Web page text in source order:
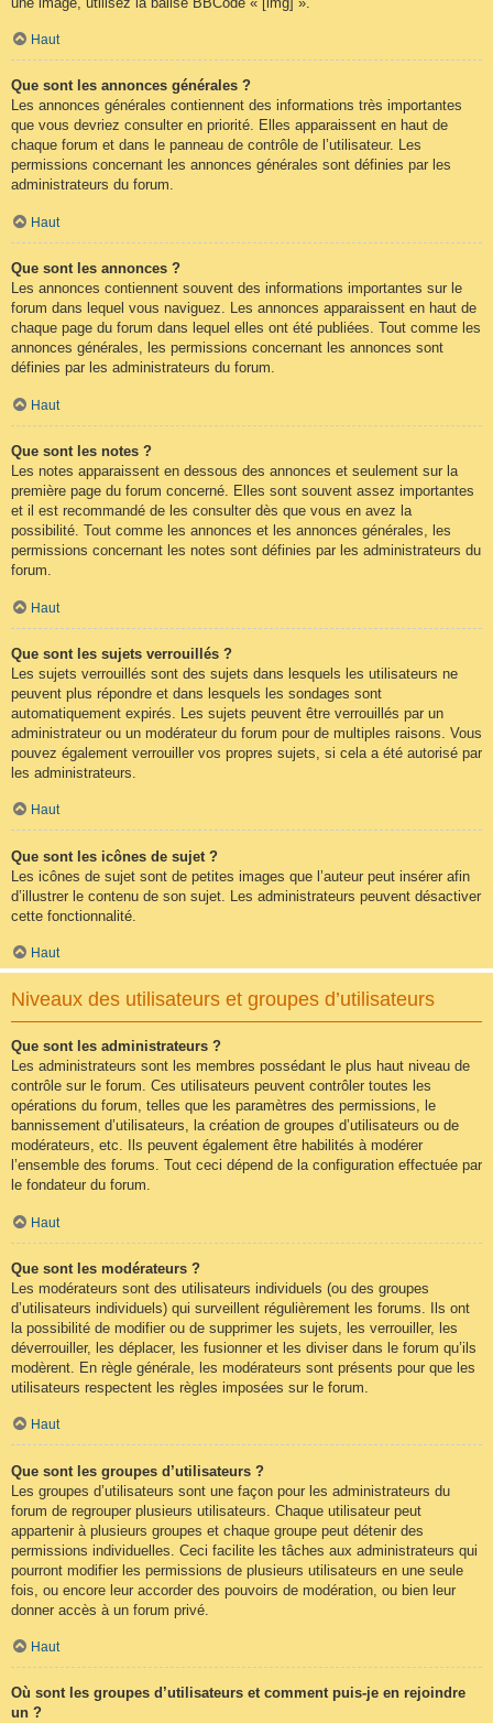
Haut
Que sont les annonces générales ?
Les annonces générales contiennent des informations très importantes
que vous devriez consulter en priorité. Elles apparaissent en haut de
chaque forum et dans le panneau de contrôle de l’utilisateur. Les
permissions concernant les annonces générales sont définies par les
administrateurs du forum.
Haut
Que sont les annonces ?
Les annonces contiennent souvent des informations importantes sur le
forum dans lequel vous naviguez. Les annonces apparaissent en haut de
chaque page du forum dans lequel elles ont été publiées. Tout comme les
annonces générales, les permissions concernant les annonces sont
définies par les administrateurs du forum.
Haut
Que sont les notes ?
Les notes apparaissent en dessous des annonces et seulement sur la
première page du forum concerné. Elles sont souvent assez importantes
et il est recommandé de les consulter dès que vous en avez la
possibilité. Tout comme les annonces et les annonces générales, les
permissions concernant les notes sont définies par les administrateurs du
forum.
Haut
Que sont les sujets verrouillés ?
Les sujets verrouillés sont des sujets dans lesquels les utilisateurs ne
peuvent plus répondre et dans lesquels les sondages sont
automatiquement expirés. Les sujets peuvent être verrouillés par un
administrateur ou un modérateur du forum pour de multiples raisons. Vous
pouvez également verrouiller vos propres sujets, si cela a été autorisé par
les administrateurs.
Haut
Que sont les icônes de sujet ?
Les icônes de sujet sont de petites images que l’auteur peut insérer afin
d’illustrer le contenu de son sujet. Les administrateurs peuvent désactiver
cette fonctionnalité.
Haut
Niveaux des utilisateurs et groupes d’utilisateurs
Que sont les administrateurs ?
Les administrateurs sont les membres possédant le plus haut niveau de
contrôle sur le forum. Ces utilisateurs peuvent contrôler toutes les
opérations du forum, telles que les paramètres des permissions, le
bannissement d’utilisateurs, la création de groupes d’utilisateurs ou de
modérateurs, etc. Ils peuvent également être habilités à modérer
l’ensemble des forums. Tout ceci dépend de la configuration effectuée par
le fondateur du forum.
Haut
Que sont les modérateurs ?
Les modérateurs sont des utilisateurs individuels (ou des groupes
d’utilisateurs individuels) qui surveillent régulièrement les forums. Ils ont
la possibilité de modifier ou de supprimer les sujets, les verrouiller, les
déverrouiller, les déplacer, les fusionner et les diviser dans le forum qu’ils
modèrent. En règle générale, les modérateurs sont présents pour que les
utilisateurs respectent les règles imposées sur le forum.
Haut
Que sont les groupes d’utilisateurs ?
Les groupes d’utilisateurs sont une façon pour les administrateurs du
forum de regrouper plusieurs utilisateurs. Chaque utilisateur peut
appartenir à plusieurs groupes et chaque groupe peut détenir des
permissions individuelles. Ceci facilite les tâches aux administrateurs qui
pourront modifier les permissions de plusieurs utilisateurs en une seule
fois, ou encore leur accorder des pouvoirs de modération, ou bien leur
donner accès à un forum privé.
Haut
Où sont les groupes d’utilisateurs et comment puis-je en rejoindre
un ?